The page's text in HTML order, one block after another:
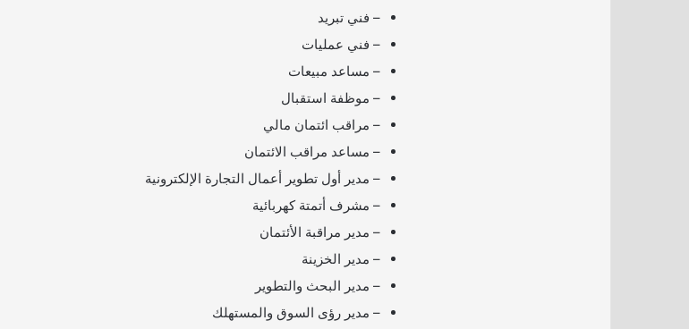
– فني تبريد
– فني عمليات
– مساعد مبيعات
– موظفة استقبال
– مراقب ائتمان مالي
– مساعد مراقب الائتمان
– مدير أول تطوير أعمال التجارة الإلكترونية
– مشرف أتمتة كهربائية
– مدير مراقبة الأئتمان
– مدير الخزينة
– مدير البحث والتطوير
– مدير رؤى السوق والمستهلك